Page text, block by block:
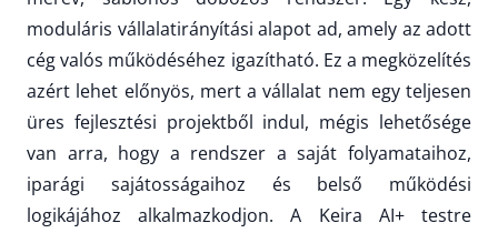
moduláris vállalatirányítási alapot ad, amely az adott
cég valós működéséhez igazítható. Ez a megközelítés
azért lehet előnyös, mert a vállalat nem egy teljesen
üres fejlesztési projektből indul, mégis lehetősége
van arra, hogy a rendszer a saját folyamataihoz,
iparági sajátosságaihoz és belső működési
logikájához alkalmazkodjon. A Keira AI+ testre